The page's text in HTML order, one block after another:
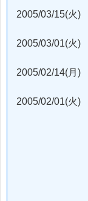
2005/03/15(火)
2005/03/01(火)
2005/02/14(月)
2005/02/01(火)